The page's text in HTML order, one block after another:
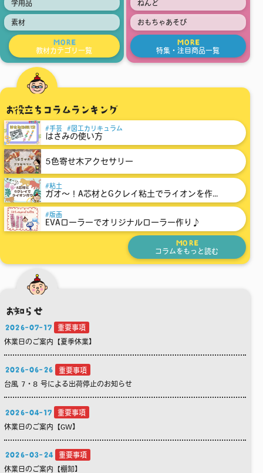
学用品
素材
MORE
教材カテゴリ一覧
ねんど
おもちゃあそび
MORE
特集・注目商品一覧
お役立ちコラムランキング
手芸 図工カリキュラム
はさみの使い方
5色寄せ木アクセサリー
粘土
ガオ～！A芯材とGクレイ粘土でライオンを作...
版画
EVAローラーでオリジナルローラー作り♪
MORE
コラムをもっと読む
お知らせ
2026-07-17
重要事項
休業日のご案内【夏季休業】
2026-06-26
重要事項
台風 7・8 号による出荷停止のお知らせ
2026-04-17
重要事項
休業日のご案内【GW】
2026-03-24
重要事項
休業日のご案内【棚卸】